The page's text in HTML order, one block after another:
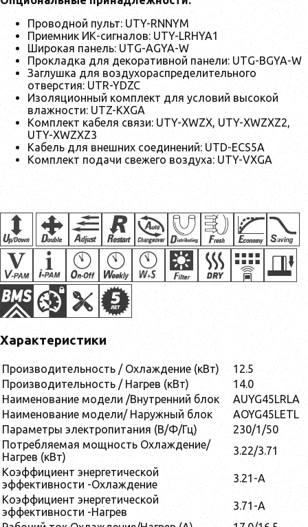
Проводной пульт: UTY-RNNYM
Приемник ИК-сигналов: UTY-LRHYA1
Широкая панель: UTG-AGYA-W
Прокладка для декоративной панели: UTG-BGYA-W
Заглушка для воздухораспределительного
отверстия: UTR-YDZC
Изоляционный комплект для условий высокой
влажности: UTZ-KXGA
Комплект кабеля связи: UTY-XWZX, UTY-XWZXZ2,
UTY-XWZXZ3
Кабель для внешних соединений: UTD-ECS5A
Комплект подачи свежего воздуха: UTY-VXGA
Характеристики
Производительность / Охлаждение (кВт)
12.5
Производительность / Нагрев (кВт)
14.0
Наименование модели /Внутренний блок
AUYG45LRLA
Наименование модели/ Наружный блок
AOYG45LETL
Параметры электропитания (В/Ф/Гц)
230/1/50
Потребляемая мощность Охлаждение/
Нагрев (кВт)
3.22/3.71
Коэффициент энергетической
эффективности -Охлаждение
3.21-A
Коэффициент энергетической
эффективности -Нагрев
3.71-A